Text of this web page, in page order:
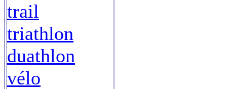
trail
triathlon
duathlon
vélo